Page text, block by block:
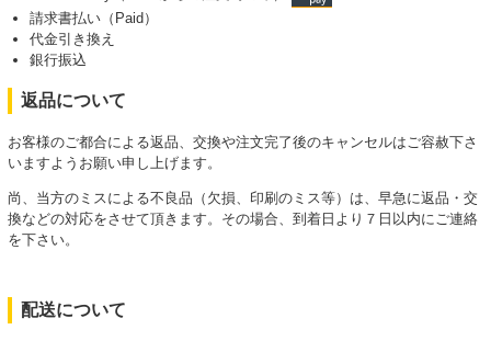
請求書払い（Paid）
代金引き換え
銀行振込
返品について
お客様のご都合による返品、交換や注文完了後のキャンセルはご容赦下さ
いますようお願い申し上げます。
尚、当方のミスによる不良品（欠損、印刷のミス等）は、早急に返品・交
換などの対応をさせて頂きます。その場合、到着日より７日以内にご連絡
を下さい。
配送について